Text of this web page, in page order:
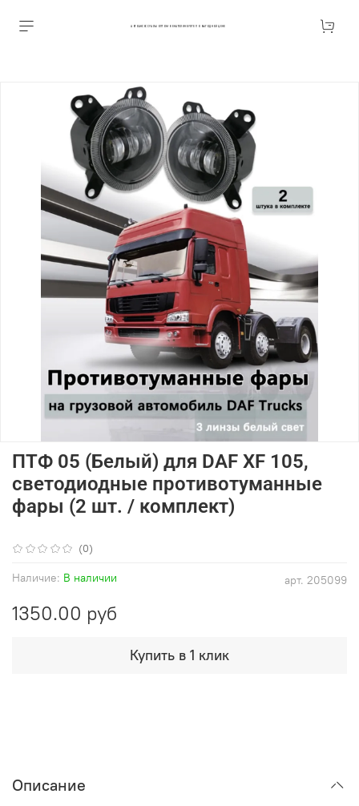
АВТОАКСЕССУАРЫ ОПТОМ В ЕКАТЕРИНБУРГЕ ПО ВЫГОДНОЙ ЦЕНЕ
(0)
арт. 205099
Наличие: В наличии
ПТФ 05 (Белый) для DAF XF 105,
светодиодные противотуманные
фары (2 шт. / комплект)
1350.00 руб
Купить в 1 клик
Описание